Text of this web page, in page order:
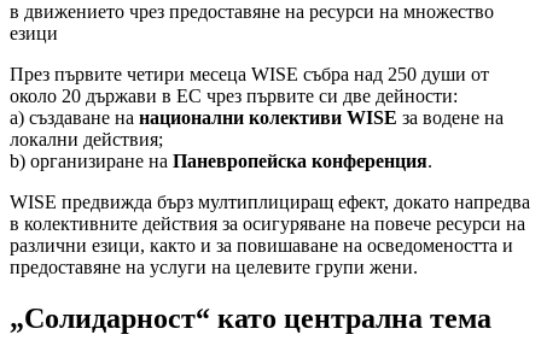
в движението чрез предоставяне на ресурси на множество
езици
През първите четири месеца WISE събра над 250 души от
около 20 държави в ЕС чрез първите си две дейности:
a) създаване на национални колективи WISE за водене на
локални действия;
b) организиране на Паневропейска конференция.
WISE предвижда бърз мултиплициращ ефект, докато напредва
в колективните действия за осигуряване на повече ресурси на
различни езици, както и за повишаване на осведомеността и
предоставяне на услуги на целевите групи жени.
„Солидарност“ като централна тема